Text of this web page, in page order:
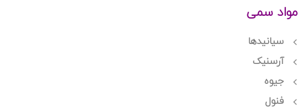
مواد سمی
سیانیدها
آرسنیک
جیوه
فنول